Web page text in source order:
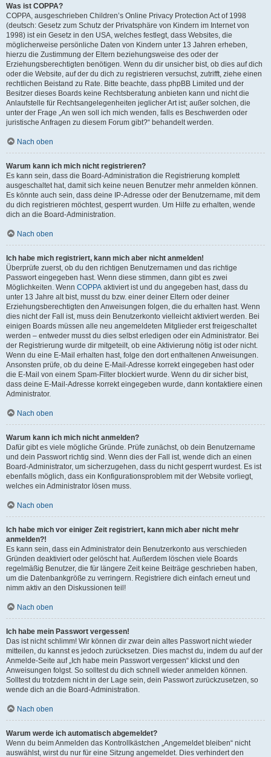
Was ist COPPA?
COPPA, ausgeschrieben Children’s Online Privacy Protection Act of 1998
(deutsch: Gesetz zum Schutz der Privatsphäre von Kindern im Internet von
1998) ist ein Gesetz in den USA, welches festlegt, dass Websites, die
möglicherweise persönliche Daten von Kindern unter 13 Jahren erheben,
hierzu die Zustimmung der Eltern beziehungsweise des oder der
Erziehungsberechtigten benötigen. Wenn du dir unsicher bist, ob dies auf dich
oder die Website, auf der du dich zu registrieren versuchst, zutrifft, ziehe einen
rechtlichen Beistand zu Rate. Bitte beachte, dass phpBB Limited und der
Besitzer dieses Boards keine Rechtsberatung anbieten kann und nicht die
Anlaufstelle für Rechtsangelegenheiten jeglicher Art ist; außer solchen, die
unter der Frage „An wen soll ich mich wenden, falls es Beschwerden oder
juristische Anfragen zu diesem Forum gibt?“ behandelt werden.
Nach oben
Warum kann ich mich nicht registrieren?
Es kann sein, dass die Board-Administration die Registrierung komplett
ausgeschaltet hat, damit sich keine neuen Benutzer mehr anmelden können.
Es könnte auch sein, dass deine IP-Adresse oder der Benutzername, mit dem
du dich registrieren möchtest, gesperrt wurden. Um Hilfe zu erhalten, wende
dich an die Board-Administration.
Nach oben
Ich habe mich registriert, kann mich aber nicht anmelden!
Überprüfe zuerst, ob du den richtigen Benutzernamen und das richtige
Passwort eingegeben hast. Wenn diese stimmen, dann gibt es zwei
Möglichkeiten. Wenn COPPA aktiviert ist und du angegeben hast, dass du
unter 13 Jahre alt bist, musst du bzw. einer deiner Eltern oder deiner
Erziehungsberechtigten den Anweisungen folgen, die du erhalten hast. Wenn
dies nicht der Fall ist, muss dein Benutzerkonto vielleicht aktiviert werden. Bei
einigen Boards müssen alle neu angemeldeten Mitglieder erst freigeschaltet
werden – entweder musst du dies selbst erledigen oder ein Administrator. Bei
der Registrierung wurde dir mitgeteilt, ob eine Aktivierung nötig ist oder nicht.
Wenn du eine E-Mail erhalten hast, folge den dort enthaltenen Anweisungen.
Ansonsten prüfe, ob du deine E-Mail-Adresse korrekt eingegeben hast oder
die E-Mail von einem Spam-Filter blockiert wurde. Wenn du dir sicher bist,
dass deine E-Mail-Adresse korrekt eingegeben wurde, dann kontaktiere einen
Administrator.
Nach oben
Warum kann ich mich nicht anmelden?
Dafür gibt es viele mögliche Gründe. Prüfe zunächst, ob dein Benutzername
und dein Passwort richtig sind. Wenn dies der Fall ist, wende dich an einen
Board-Administrator, um sicherzugehen, dass du nicht gesperrt wurdest. Es ist
ebenfalls möglich, dass ein Konfigurationsproblem mit der Website vorliegt,
welches ein Administrator lösen muss.
Nach oben
Ich habe mich vor einiger Zeit registriert, kann mich aber nicht mehr
anmelden?!
Es kann sein, dass ein Administrator dein Benutzerkonto aus verschieden
Gründen deaktiviert oder gelöscht hat. Außerdem löschen viele Boards
regelmäßig Benutzer, die für längere Zeit keine Beiträge geschrieben haben,
um die Datenbankgröße zu verringern. Registriere dich einfach erneut und
nimm aktiv an den Diskussionen teil!
Nach oben
Ich habe mein Passwort vergessen!
Das ist nicht schlimm! Wir können dir zwar dein altes Passwort nicht wieder
mitteilen, du kannst es jedoch zurücksetzen. Dies machst du, indem du auf der
Anmelde-Seite auf „Ich habe mein Passwort vergessen“ klickst und den
Anweisungen folgst. So solltest du dich schnell wieder anmelden können.
Solltest du trotzdem nicht in der Lage sein, dein Passwort zurückzusetzen, so
wende dich an die Board-Administration.
Nach oben
Warum werde ich automatisch abgemeldet?
Wenn du beim Anmelden das Kontrollkästchen „Angemeldet bleiben“ nicht
auswählst, wirst du nur für eine Sitzung angemeldet. Dies verhindert den